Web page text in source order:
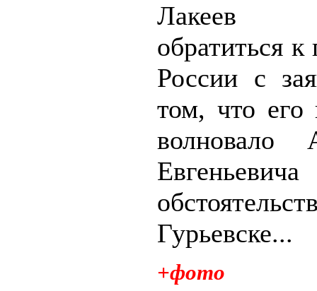
Лакеев
обратиться к
России с
том, что его
волновало
Гурьевске...
+фото